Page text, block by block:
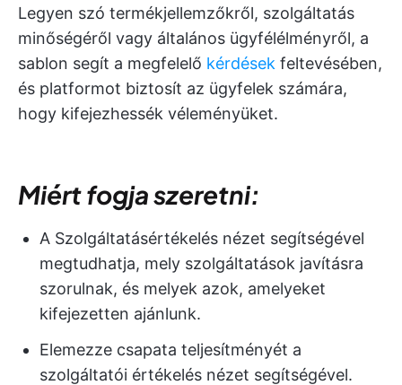
Legyen szó termékjellemzőkről, szolgáltatás
minőségéről vagy általános ügyfélélményről, a
sablon segít a megfelelő kérdések feltevésében,
és platformot biztosít az ügyfelek számára,
hogy kifejezhessék véleményüket.
Miért fogja szeretni:
A Szolgáltatásértékelés nézet segítségével
megtudhatja, mely szolgáltatások javításra
szorulnak, és melyek azok, amelyeket
kifejezetten ajánlunk.
Elemezze csapata teljesítményét a
szolgáltatói értékelés nézet segítségével.